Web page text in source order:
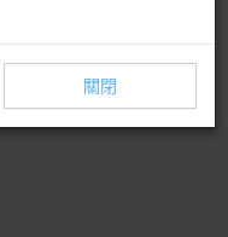
關閉